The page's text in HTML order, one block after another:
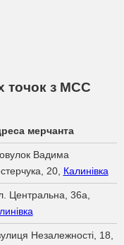
точок з МСС
мерчанта
Вадима
20, Калинівка
Центральна, 36а,
Незалежності, 18,